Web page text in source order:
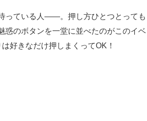
っている人――。押し方ひとつとっても
惑のボタンを一堂に並べたのがこのイベ
好きなだけ押しまくってOK！